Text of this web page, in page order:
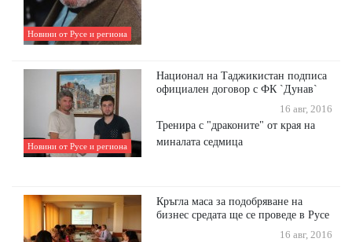
Новини от Русе и региона
Новини от Русе и региона
Национал на Таджикистан подписа
официален договор с ФК `Дунав`
16 авг, 2016
Тренира с "драконите" от края на
миналата седмица
Кръгла маса за подобряване на
бизнес средата ще се проведе в Русе
16 авг, 2016